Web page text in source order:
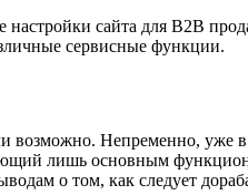
настройки сайта для B2B
сервисные функции.
возможно. Непременно,
лишь основным
о том, как следует